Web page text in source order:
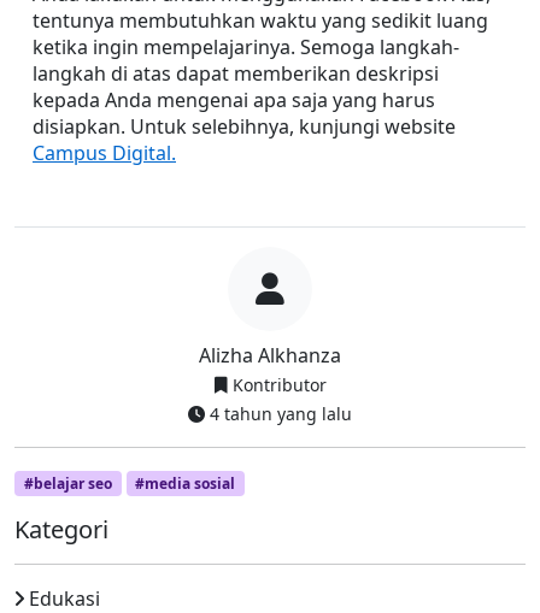
Alizha Alkhanza
Kontributor
4 tahun yang lalu
#belajar seo #media sosial
tentunya membutuhkan waktu yang sedikit luang
ketika ingin mempelajarinya. Semoga langkah-
langkah di atas dapat memberikan deskripsi
kepada Anda mengenai apa saja yang harus
Campus Digital.
Kategori
Edukasi